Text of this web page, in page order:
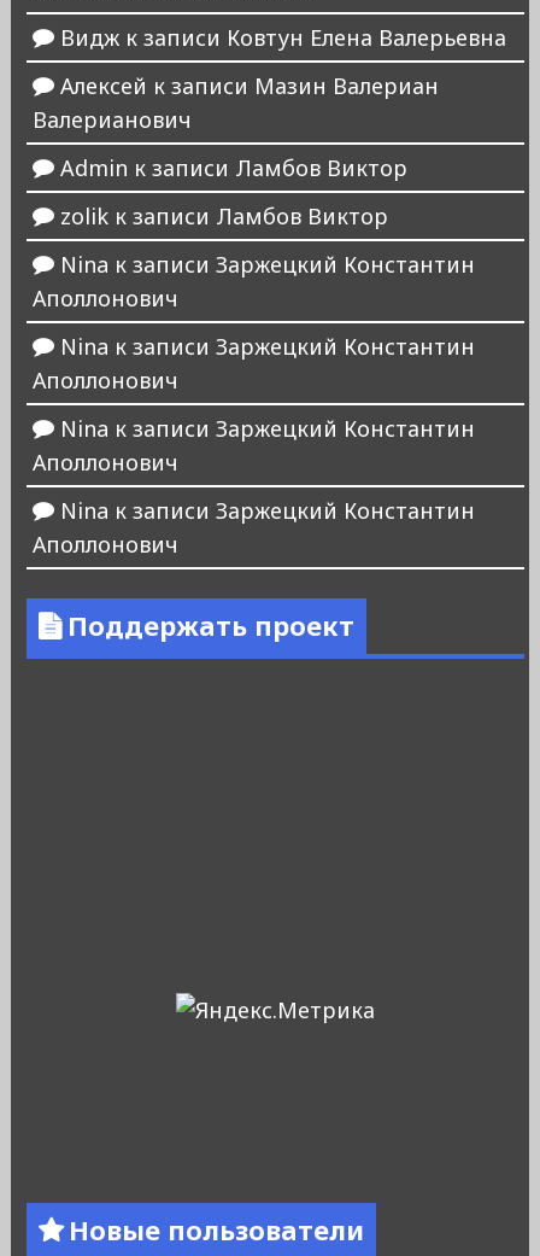
Виджк записи Ковтун Елена Валерьевна
Алексей к записи Мазин Валериан
Валерианович
Admin к записи Ламбов Виктор
zolikк записи Ламбов Виктор
Nina к записи Заржецкий Константин
Аполлонович
Nina к записи Заржецкий Константин
Аполлонович
Nina к записи Заржецкий Константин
Аполлонович
Nina к записи Заржецкий Константин
Аполлонович
Поддержать проект
Новые пользователи